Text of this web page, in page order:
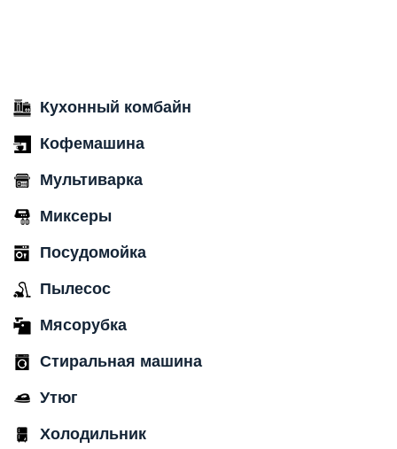
Кухонный комбайн
Кофемашина
Мультиварка
Миксеры
Посудомойка
Пылесос
Мясорубка
Стиральная машина
Утюг
Холодильник